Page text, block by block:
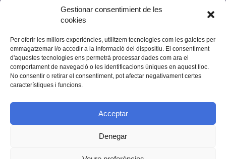
Gestionar consentimient de les
cookies
Per oferir les millors experiències, utilitzem tecnologies com les galetes per
emmagatzemar i/o accedir a la informació del dispositiu. El consentiment
d'aquestes tecnologies ens permetrà processar dades com ara el
comportament de navegació o les identificacions úniques en aquest lloc.
No consentir o retirar el consentiment, pot afectar negativament certes
característiques i funcions.
Acceptar
Denegar
Parc Mediterrani de la Tecnologia (PMT)
del Baix Llobregat – UPC
Tel.:+34 93 280 2088
Fax:+34 93 280 6395
E-mail:ieec@ieec.cat
CONTACTE